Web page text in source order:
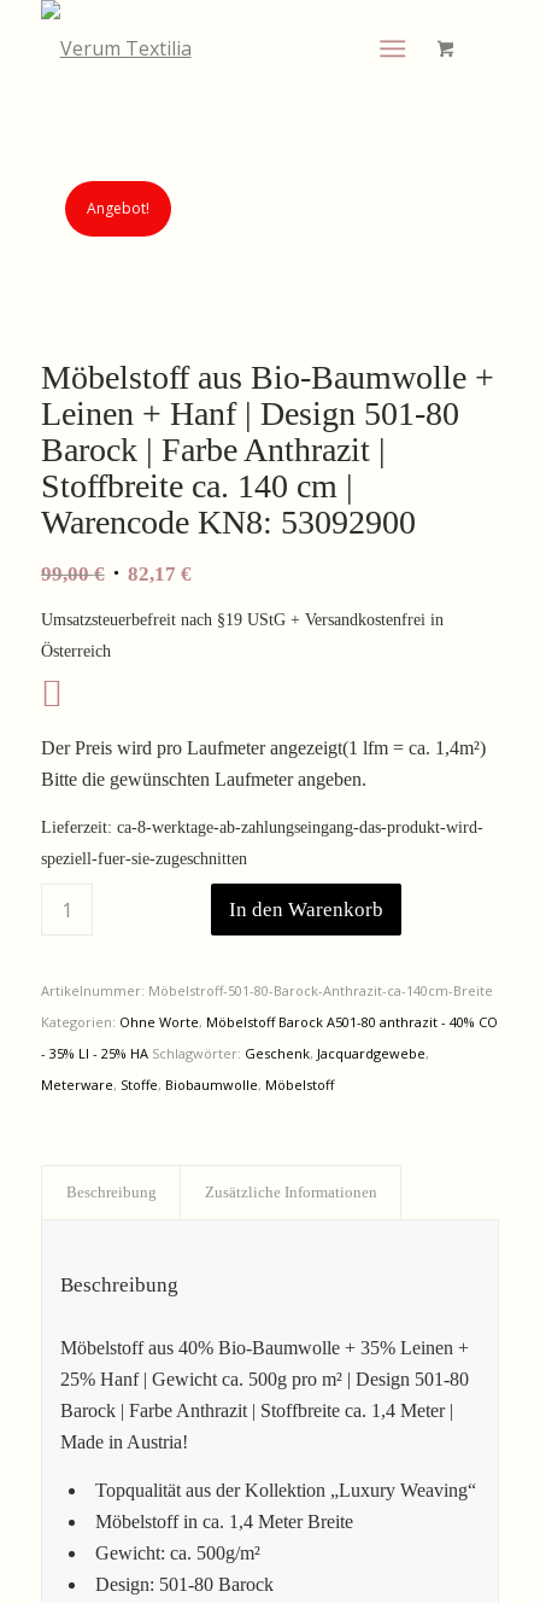
Angebot!
Möbelstoff aus Bio-Baumwolle +
Leinen + Hanf | Design 501-80
Barock | Farbe Anthrazit |
Stoffbreite ca. 140 cm |
Warencode KN8: 53092900
99,00€ Ursprünglicher
war:
99,00 €
82,17 €Aktueller
ist:
Umsatzsteuerbefreit nach §19 UStG + Versandkostenfrei in
Österreich
Der Preis wird pro Laufmeter angezeigt(1 lfm = ca. 1,4m²)
Bitte die gewünschten Laufmeter angeben.
Lieferzeit: ca-8-werktage-ab-zahlungseingang-das-produkt-wird-
speziell-fuer-sie-zugeschnitten
In den Warenkorb
Artikelnummer: Möbelstroff-501-80-Barock-Anthrazit-ca-140cm-Breite
Kategorien: Ohne Worte, Möbelstoff Barock A501-80 anthrazit - 40% CO
- 35% LI - 25% HA Schlagwörter: Geschenk, Jacquardgewebe,
Meterware, Stoffe, Biobaumwolle, Möbelstoff
Beschreibung Zusätzliche Informationen
Beschreibung
Möbelstoff aus 40% Bio-Baumwolle + 35% Leinen +
25% Hanf | Gewicht ca. 500g pro m² | Design 501-80
Barock | Farbe Anthrazit | Stoffbreite ca. 1,4 Meter |
Made in Austria!
Topqualität aus der Kollektion „Luxury Weaving“
Möbelstoff in ca. 1,4 Meter Breite
Gewicht: ca. 500g/m²
Design: 501-80 Barock